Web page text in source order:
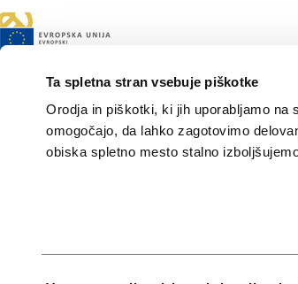
Ta spletna stran vsebuje piškotke
Orodja in piškotki, ki jih uporabljamo na
omogočajo, da lahko zagotovimo
obiska spletno mesto stalno
Link
do
spletne
socialni